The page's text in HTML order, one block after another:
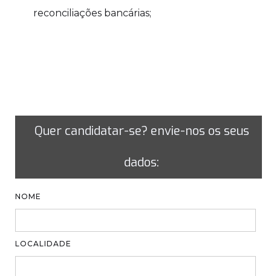
reconciliações bancárias;
Quer candidatar-se? envie-nos os seus
dados:
NOME
LOCALIDADE